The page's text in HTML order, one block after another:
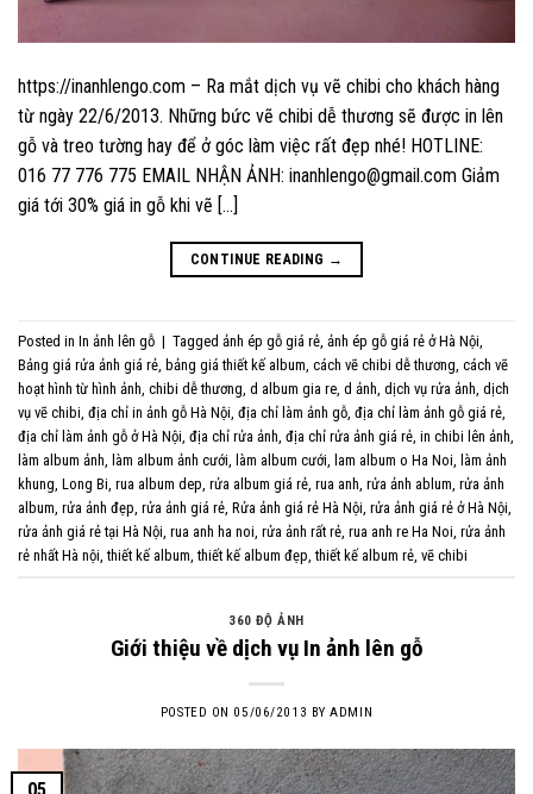
https://inanhlengo.com – Ra mắt dịch vụ vẽ chibi cho khách hàng
từ ngày 22/6/2013. Những bức vẽ chibi dễ thương sẽ được in lên
gỗ và treo tường hay để ở góc làm việc rất đẹp nhé! HOTLINE:
016 77 776 775 EMAIL NHẬN ẢNH: inanhlengo@gmail.com Giảm
giá tới 30% giá in gỗ khi vẽ […]
CONTINUE READING →
Posted in In ảnh lên gỗ | Tagged ảnh ép gỗ giá rẻ ảnh ép gỗ giá rẻ ở Hà Nội
Bảng giá rửa ảnh giá rẻ bảng giá thiết kế album cách vẽ chibi dễ thương cách vẽ
hoạt hình từ hình ảnh chibi dễ thương d album gia re d ảnh dịch vụ rửa ảnh dịch
vụ vẽ chibi địa chỉ in ảnh gỗ Hà Nội địa chỉ làm ảnh gỗ địa chỉ làm ảnh gỗ giá rẻ
địa chỉ làm ảnh gỗ ở Hà Nội địa chỉ rửa ảnh địa chỉ rửa ảnh giá rẻ in chibi lên ảnh
làm album ảnh làm album ảnh cưới làm album cưới lam album o Ha Noi làm ảnh
khung Long Bi rua album dep rửa album giá rẻ rua anh rửa ảnh ablum rửa ảnh
album rửa ảnh đẹp rửa ảnh giá rẻ Rửa ảnh giá rẻ Hà Nội rửa ảnh giá rẻ ở Hà Nội
rửa ảnh giá rẻ tại Hà Nội rua anh ha noi rửa ảnh rất rẻ rua anh re Ha Noi rửa ảnh
rẻ nhất Hà nội ,thiết kế album ,thiết kế album đẹp ,thiết kế album rẻ vẽ chibi
360 ĐỘ ẢNH
Giới thiệu về dịch vụ In ảnh lên gỗ
POSTED ON 05/06/2013 BYADMIN